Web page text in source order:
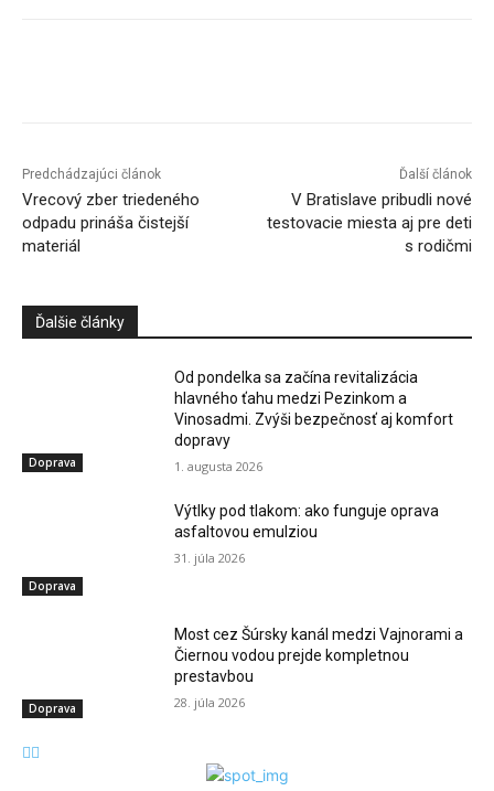
Predchádzajúci článok
Vrecový zber triedeného
odpadu prináša čistejší
materiál
Ďalší článok
V Bratislave pribudli nové
testovacie miesta aj pre deti
s rodičmi
Ďalšie články
Doprava
Od pondelka sa začína revitalizácia
hlavného ťahu medzi Pezinkom a
Vinosadmi. Zvýši bezpečnosť aj komfort
dopravy
1. augusta 2026
Doprava
Výtlky pod tlakom: ako funguje oprava
asfaltovou emulziou
31. júla 2026
Doprava
Most cez Šúrsky kanál medzi Vajnorami a
Čiernou vodou prejde kompletnou
prestavbou
28. júla 2026